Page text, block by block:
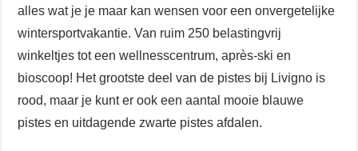
alles wat je je maar kan wensen voor een onvergetelijke
wintersportvakantie. Van ruim 250 belastingvrij
winkeltjes tot een wellnesscentrum, après-ski en
bioscoop! Het grootste deel van de pistes bij Livigno is
rood, maar je kunt er ook een aantal mooie blauwe
pistes en uitdagende zwarte pistes afdalen.